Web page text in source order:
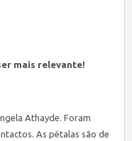
mais relevante!
Athayde. Foram
As pétalas são de